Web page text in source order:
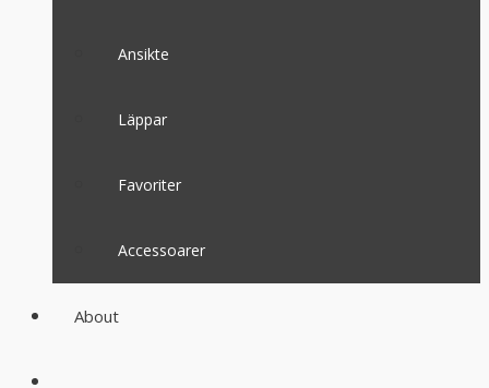
Ansikte
Läppar
Favoriter
Accessoarer
About